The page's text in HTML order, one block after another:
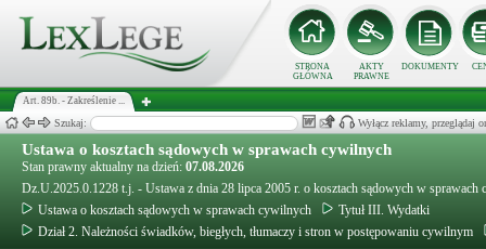
STRONA
GŁÓWNA
AKTY
PRAWNE
DOKUMENTY
Art. 89b. - Zakreślenie ...
Szukaj: Wyłącz reklamy, przeglądaj
Ustawa o kosztach sądowych w sprawach cywilnych
Stan prawny aktualny na dzień: 07.08.2026
Dz.U.2025.0.1228 t.j. - Ustawa z dnia 28 lipca 2005 r. o kosztach sądowych w sprawach
Ustawa o kosztach sądowych w sprawach cywilnych
Tytuł III. Wydatki
Dział 2. Należności świadków, biegłych, tłumaczy i stron w postępowaniu cywilnym